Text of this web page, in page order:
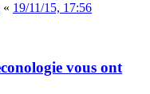
« 19/11/15, 17:56
vous ont